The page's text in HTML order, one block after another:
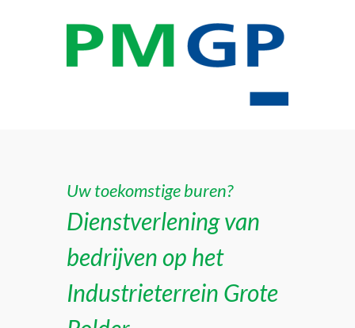
Uw toekomstige buren?
Dienstverlening van
bedrijven op het
Industrieterrein Grote